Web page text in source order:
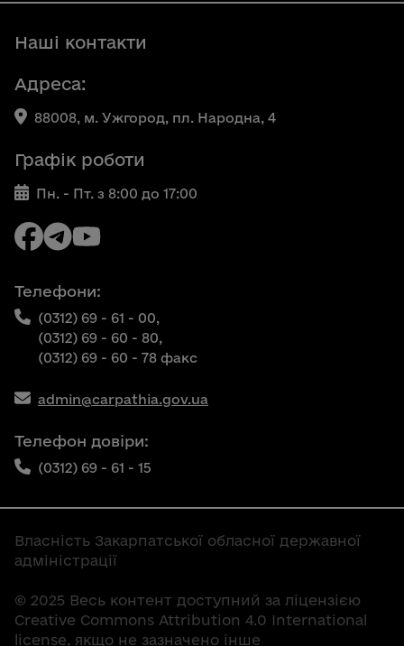
Наші контакти
Адреса:
88008, м. Ужгород, пл. Народна, 4
Графік роботи
Пн. - Пт. з 8:00 до 17:00
Телефони:
(0312) 69 - 61 - 00,
(0312) 69 - 60 - 80,
(0312) 69 - 60 - 78 факс
admin@carpathia.gov.ua
Телефон довіри:
(0312) 69 - 61 - 15
Власність Закарпатської обласної державної
адміністрації
© 2025 Весь контент доступний за ліцензією
Creative Commons Attribution 4.0 International
license, якщо не зазначено інше